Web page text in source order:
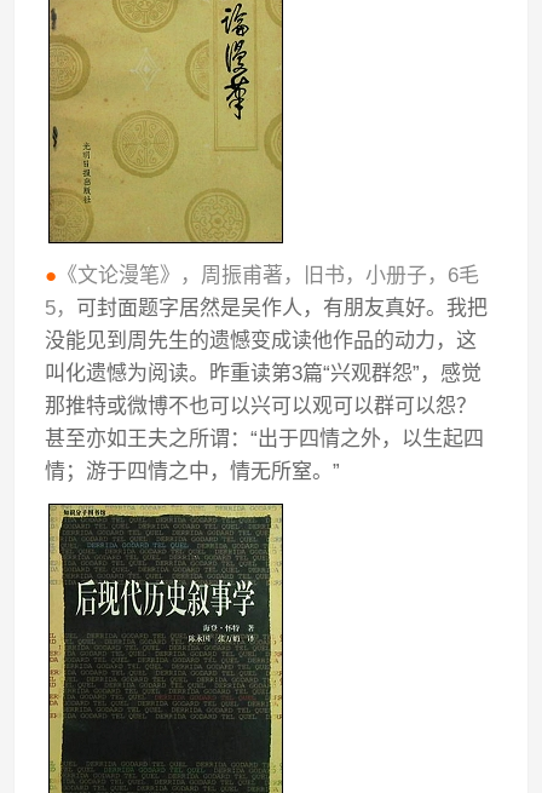
● 《文论漫笔》，周振甫著，旧书，小册子，6毛
5， 可封面题字居然是吴作人，有朋友真好。我把
没能见到周先生的遗憾变成读他作品的动力，这
叫化遗憾为阅读。昨重读第3篇“兴观群怨”，感觉
那推特或微博不也可以兴可以观可以群可以怨？
甚至亦如王夫之所谓：“出于四情之外，以生起四
情；游于四情之中，情无所窒。”